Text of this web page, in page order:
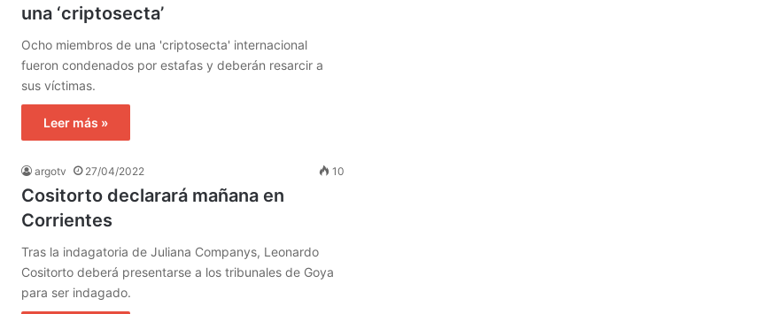
una ‘criptosecta’
Ocho miembros de una 'criptosecta' internacional
fueron condenados por estafas y deberán resarcir a
sus víctimas.
Leer más »
argotv 27/04/2022 10
Cositorto declarará mañana en
Corrientes
Tras la indagatoria de Juliana Companys, Leonardo
Cositorto deberá presentarse a los tribunales de Goya
para ser indagado.